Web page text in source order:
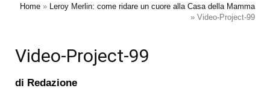
Home » Leroy Merlin: come ridare un cuore alla Casa della Mamma
» Video-Project-99
Video-Project-99
di Redazione